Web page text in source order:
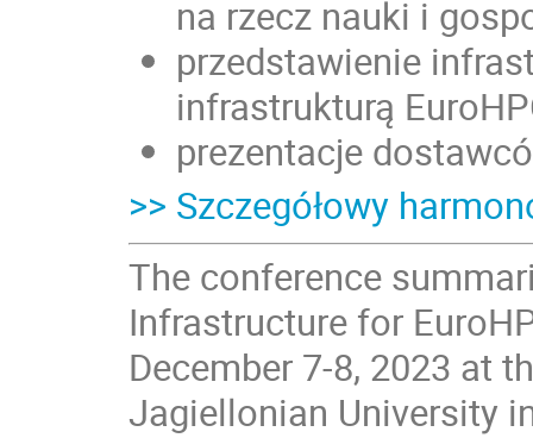
na rzecz nauki i
przedstawienie
infrastrukturą
prezentacje
>> Szczegółowy
The conference
Infrastructure for
December 7-8, 2023 at
Jagiellonian University